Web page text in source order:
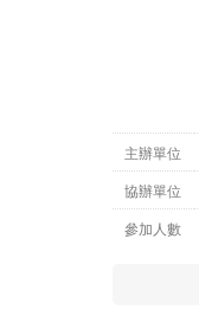
主辦單位
協辦單位
參加人數